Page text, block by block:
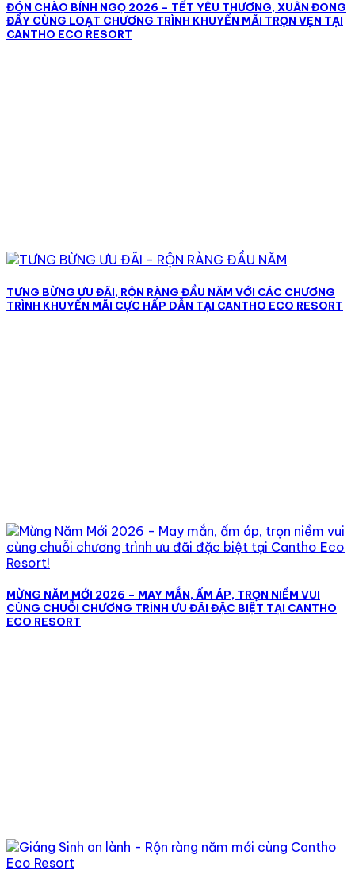
ĐÓN CHÀO BÍNH NGỌ 2026 – TẾT YÊU THƯƠNG, XUÂN ĐONG
ĐẦY CÙNG LOẠT CHƯƠNG TRÌNH KHUYẾN MÃI TRỌN VẸN TẠI
CANTHO ECO RESORT
TƯNG BỪNG ƯU ĐÃI, RỘN RÀNG ĐẦU NĂM VỚI CÁC CHƯƠNG
TRÌNH KHUYẾN MÃI CỰC HẤP DẪN TẠI CANTHO ECO RESORT
MỪNG NĂM MỚI 2026 – MAY MẮN, ẤM ÁP, TRỌN NIỀM VUI
CÙNG CHUỖI CHƯƠNG TRÌNH ƯU ĐÃI ĐẶC BIỆT TẠI CANTHO
ECO RESORT